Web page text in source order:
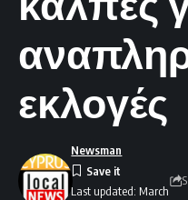
εκλογές
Last updated: March
Newsman